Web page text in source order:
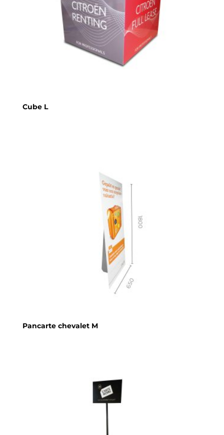
Cube L
Pancarte chevalet M